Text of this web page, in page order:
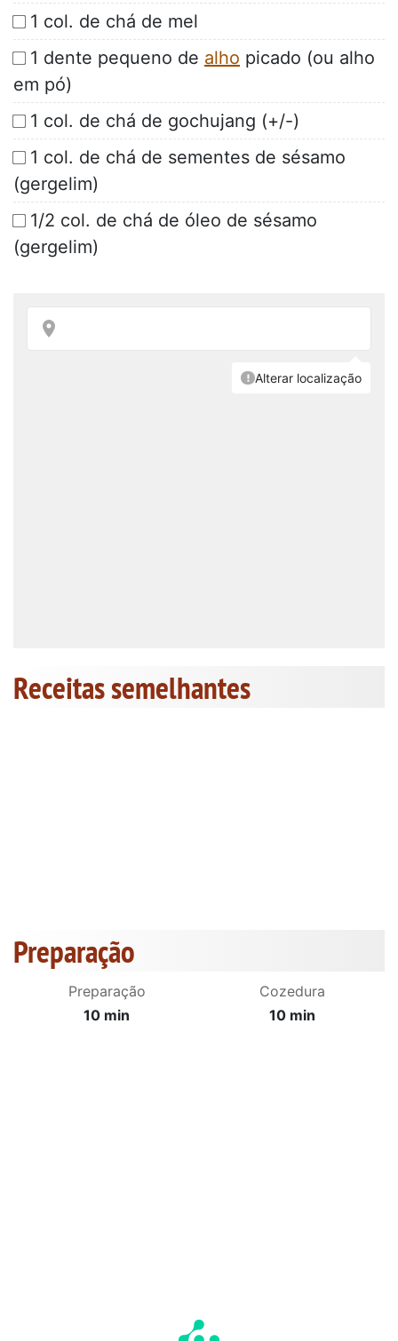
1 col. de chá de mel
1 dente pequeno de alho picado (ou alho
em pó)
1 col. de chá de gochujang (+/-)
1 col. de chá de sementes de sésamo
(gergelim)
1/2 col. de chá de óleo de sésamo
(gergelim)
Receitas semelhantes
Preparação
Preparação
10 min
Cozedura
10 min